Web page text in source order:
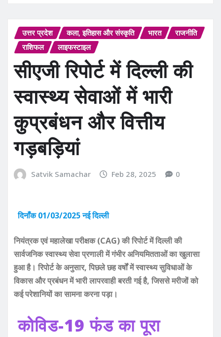
उत्तर प्रदेश कला, इतिहास और संस्कृति भारत
राजनीति
राशिफल
लाइफस्टाइल
सीएजी रिपोर्ट में दिल्ली की
स्वास्थ्य सेवाओं में भारी
कुप्रबंधन और वित्तीय
गड़बड़ियां
Satvik Samachar Feb 28, 2025 0
दिनाँक 01/03/2025 नई दिल्ली
नियंत्रक एवं महालेखा परीक्षक (CAG) की रिपोर्ट में दिल्ली की
सार्वजनिक स्वास्थ्य सेवा प्रणाली में गंभीर अनियमितताओं का खुलासा
हुआ है। रिपोर्ट के अनुसार, पिछले छह वर्षों में स्वास्थ्य सुविधाओं के
विकास और प्रबंधन में भारी लापरवाही बरती गई है, जिससे मरीजों को
कई परेशानियों का सामना करना पड़ा।
कोविड-19 फंड का पूरा